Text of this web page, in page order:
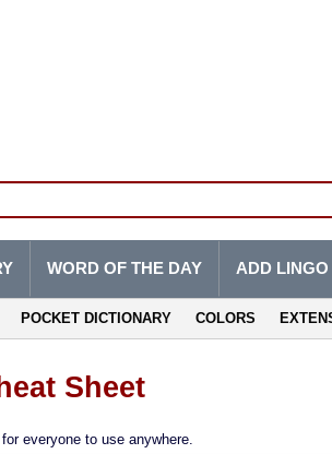
WORD OF THE DAY ADD LINGO
POCKET DICTIONARY COLORS
Sheet
everyone to use anywhere.